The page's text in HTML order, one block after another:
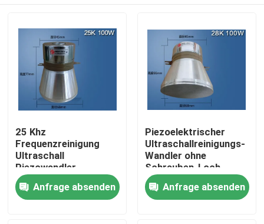
25 Khz
Frequenzreinigung
Ultraschall
Piezowandler
Anfrage absenden
Piezoelektrischer
Ultraschallreinigungs-
Wandler ohne
Schrauben-Loch
Anfrage absenden